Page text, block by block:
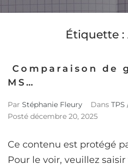
Étiquette :
Comparaison de
MS…
Par Stéphanie Fleury Dans TPS
Posté décembre 20, 2025
Ce contenu est protégé
Pour le voir, veuillez